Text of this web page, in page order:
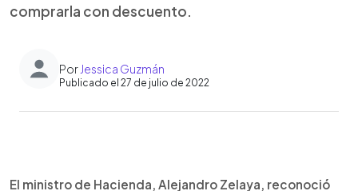
comprarla con descuento.
Por Jessica Guzmán
Publicado el 27 de julio de 2022
► Escuchar artículo
El ministro de Hacienda, Alejandro Zelaya, reconoció